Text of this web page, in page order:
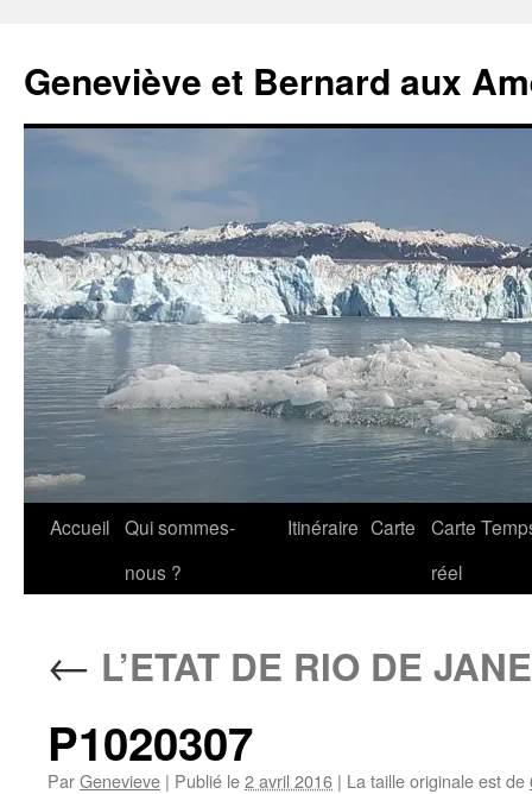
Geneviève et Bernard aux
Aller
Accueil Qui sommes-
nous ?
Itinéraire Carte
Carte
réel
← L’ETAT DE RIO DE
P1020307
ParGenevieve | Publié le2 avril 2016 | La taille originale est de